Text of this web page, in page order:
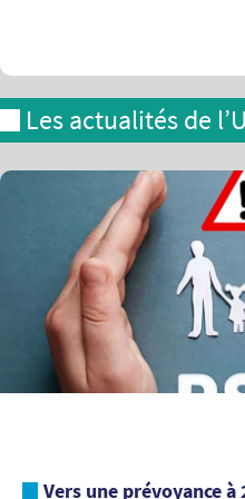
Les actualités de
Vers une prévoyance